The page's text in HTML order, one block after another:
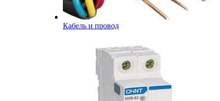
Кабель и провод